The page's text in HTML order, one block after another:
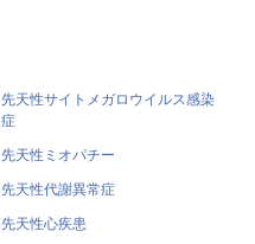
先天性サイトメガロウイルス感染
症
先天性ミオパチー
先天性代謝異常症
先天性心疾患